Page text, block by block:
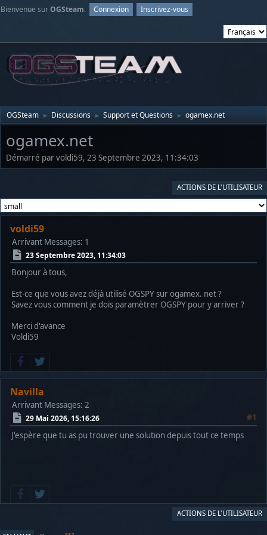
Bienvenue surOGSteam. Connexion Inscrivez-vous
OGSteam ► Discussions ► Support et Questions ► ogamex.net
ogamex.net
Démarré par voldi59, 23 Septembre 2023, 11:34:03
ACTIONS DE L'UTILISATEUR
voldi59
Arrivant Messages: 1
23 Septembre 2023, 11:34:03
Bonjour à tous,
Est-ce que vous avez déjà utilisé OGSPY sur ogamex. net ?
Savez vous comment je dois paramètrer OGSPY pour y arriver ?
Merci d'avance
Voldi59
Navilla
Arrivant Messages: 2
29 Mai 2026, 15:16:26
#1
J'espère que tu as pu trouver une solution depuis tout ce temps
ACTIONS DE L'UTILISATEUR